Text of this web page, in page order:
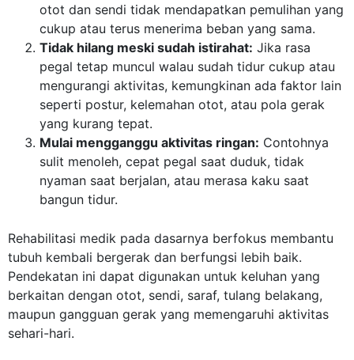
otot dan sendi tidak mendapatkan pemulihan yang
cukup atau terus menerima beban yang sama.
Tidak hilang meski sudah istirahat: Jika rasa
pegal tetap muncul walau sudah tidur cukup atau
mengurangi aktivitas, kemungkinan ada faktor lain
seperti postur, kelemahan otot, atau pola gerak
yang kurang tepat.
Mulai mengganggu aktivitas ringan: Contohnya
sulit menoleh, cepat pegal saat duduk, tidak
nyaman saat berjalan, atau merasa kaku saat
bangun tidur.
Rehabilitasi medik pada dasarnya berfokus membantu
tubuh kembali bergerak dan berfungsi lebih baik.
Pendekatan ini dapat digunakan untuk keluhan yang
berkaitan dengan otot, sendi, saraf, tulang belakang,
maupun gangguan gerak yang memengaruhi aktivitas
sehari-hari.